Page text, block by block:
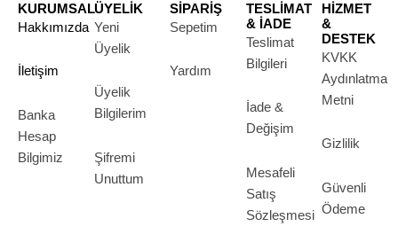
KURUMSAL
Hakkımızda
İletişim
Banka
Hesap
Bilgimiz
ÜYELİK
Yeni
Üyelik
Üyelik
Bilgilerim
Şifremi
Unuttum
SİPARİŞ
Sepetim
Yardım
TESLİMAT
& İADE
Teslimat
Bilgileri
İade &
Değişim
Mesafeli
Satış
Sözleşmesi
HİZMET
&
DESTEK
KVKK
Aydınlatma
Metni
Gizlilik
Güvenli
Ödeme